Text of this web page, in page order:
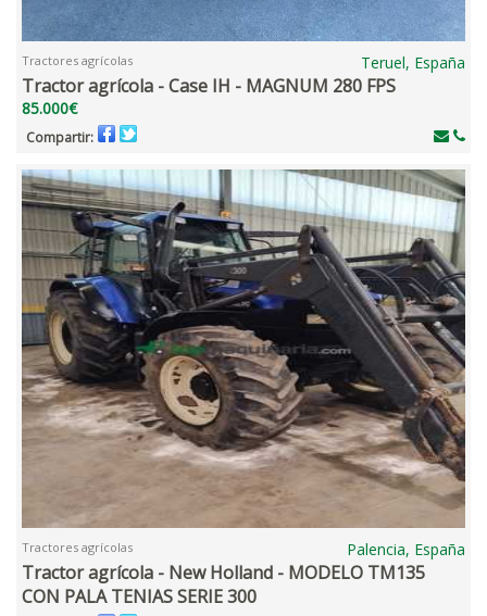
Tractores agrícolas Teruel, España
Tractor agrícola - Case IH - MAGNUM 280 FPS
85.000€
Compartir:
Tractores agrícolas Palencia, España
Tractor agrícola - New Holland - MODELO TM135
CON PALA TENIAS SERIE 300